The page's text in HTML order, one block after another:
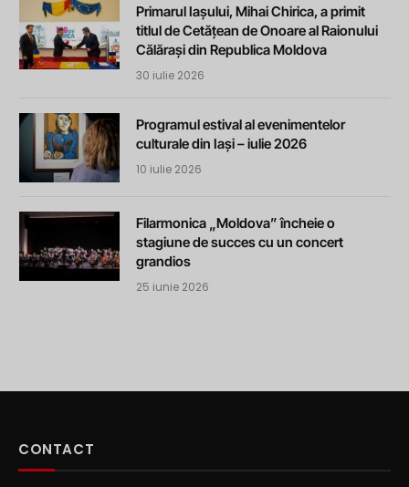
Primarul Iașului, Mihai Chirica, a primit
titlul de Cetățean de Onoare al Raionului
Călărași din Republica Moldova
30 iulie 2026
Programul estival al evenimentelor
culturale din Iași – iulie 2026
10 iulie 2026
Filarmonica „Moldova” încheie o
stagiune de succes cu un concert
grandios
25 iunie 2026
CONTACT